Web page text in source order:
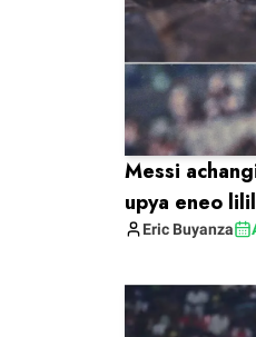
Messi
upya eneo
Eric Buyanza